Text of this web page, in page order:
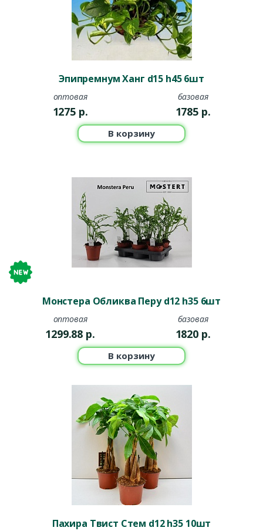
Эпипремнум Ханг d15 h45 6шт
оптовая
1275 р.
базовая
1785 р.
В корзину
Монстера Обликва Перу d12 h35 6шт
оптовая
1299.88 р.
базовая
1820 р.
В корзину
Пахира Твист Стем d12 h35 10шт